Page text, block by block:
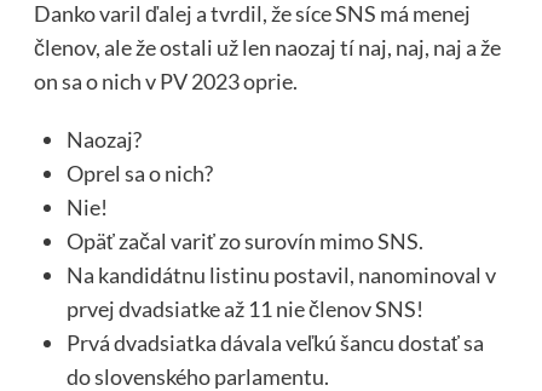
Danko varil ďalej a tvrdil, že síce SNS má menej
členov, ale že ostali už len naozaj tí naj, naj, naj a že
on sa o nich v PV 2023 oprie.
Naozaj?
Oprel sa o nich?
Nie!
Opäť začal variť zo surovín mimo SNS.
Na kandidátnu listinu postavil, nanominoval v
prvej dvadsiatke až 11 nie členov SNS!
Prvá dvadsiatka dávala veľkú šancu dostať sa
do slovenského parlamentu.